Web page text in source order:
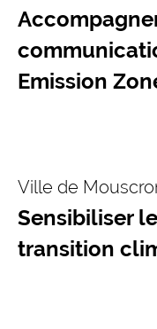
Emission
Ville de
Sensibiliser
transition